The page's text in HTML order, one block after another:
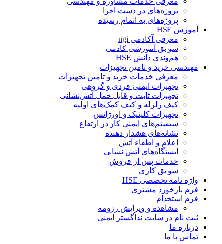
پروژه‌های در دست اجرا
پروژه‌های به اتمام رسیده
آموزش HSE
معرفی آکادمی ngi
سوابق آموزشی کادمی
هم‌وندی دانش HSE
مهندسی خرید و تامین تجهیزات
معرفی خدمات خرید و تامین تجهیزات
تجهیزات ایمنی فردی و گروهی
تجهیزات ثابت و قابل حمل آتش‌نشانی
کیف زلزله و کیف کمک‌های اولیه
تجهیزات کلینیک و اورژانس
سیستم‌های ایمنی کار در ارتفاع
نشانه‌های هشدار دهنده
اعلام و اطفاء آتش
ایستگاه‌های آتش نشانی
خدمات پس از فروش
سوابق کاری
واژه نامه تخصصی HSE
فرم بازخورد مشتری
فرم استخدام
مشاهده و ویرایش رزومه
ثبت نام در سایت نداگستر ایمنی
درباره ما
تماس با ما